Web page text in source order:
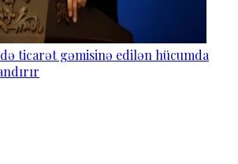
ticarət gəmisinə edilən hücumda